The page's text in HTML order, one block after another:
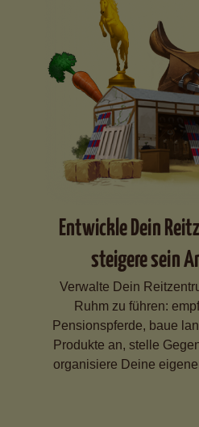
Entwickle Dein
steigere sein
Verwalte Dein
Ruhm zu führen:
Pensionspferde, baue
Produkte an, stelle
organisiere Deine